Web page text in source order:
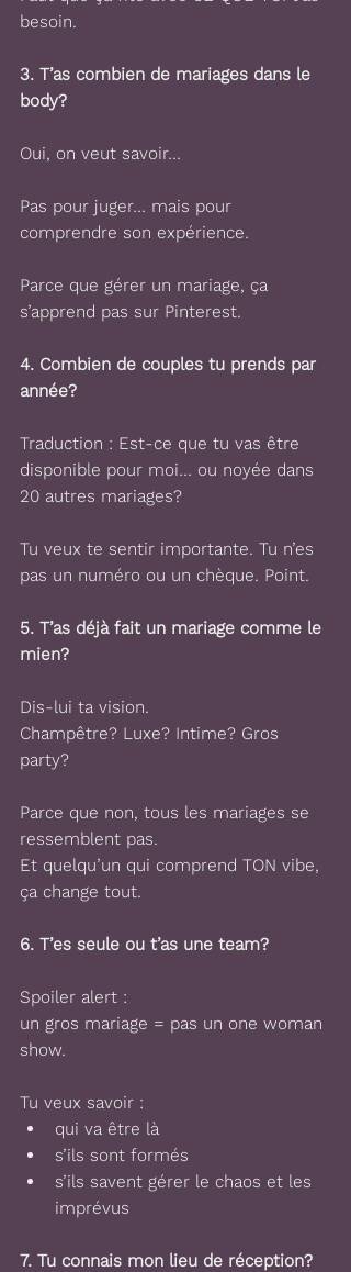
besoin.
3. T’as combien de mariages dans le
body?
Oui, on veut savoir…
Pas pour juger… mais pour
comprendre son expérience.
Parce que gérer un mariage, ça
s’apprend pas sur Pinterest.
4. Combien de couples tu prends par
année?
Traduction : Est-ce que tu vas être
disponible pour moi… ou noyée dans
20 autres mariages?
Tu veux te sentir importante. Tu n’es
pas un numéro ou un chèque. Point.
5. T’as déjà fait un mariage comme le
mien?
Dis-lui ta vision.
Champêtre? Luxe? Intime? Gros
party?
Parce que non, tous les mariages se
ressemblent pas.
Et quelqu’un qui comprend TON vibe,
ça change tout.
6. T’es seule ou t’as une team?
Spoiler alert :
un gros mariage = pas un one woman
show.
Tu veux savoir :
qui va être là
s’ils sont formés
s’ils savent gérer le chaos et les
imprévus
7. Tu connais mon lieu de réception?